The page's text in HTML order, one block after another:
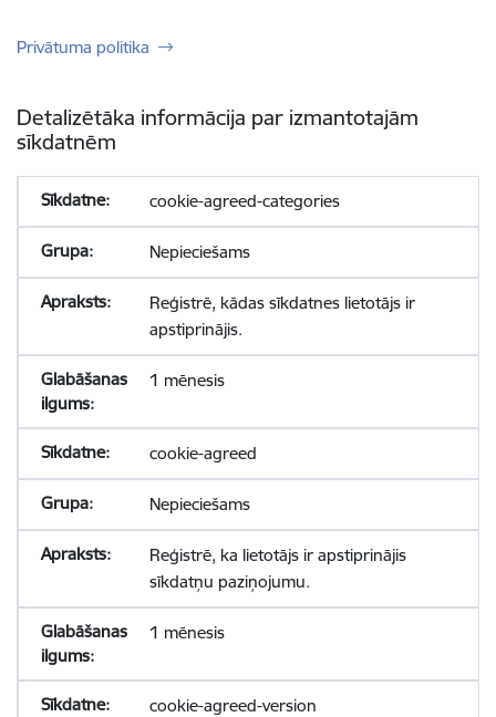
Privātuma politika
Detalizētāka informācija par izmantotajām
sīkdatnēm
cookie-agreed-categories
Nepieciešams
Reģistrē, kādas sīkdatnes lietotājs ir
apstiprinājis.
1 mēnesis
cookie-agreed
Nepieciešams
Reģistrē, ka lietotājs ir apstiprinājis
sīkdatņu paziņojumu.
1 mēnesis
cookie-agreed-version